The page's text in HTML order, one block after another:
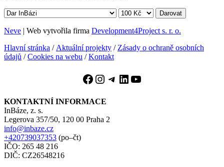
Darovat
Neve | Web vytvořila firma Development4Project s. r. o.
Hlavní stránka / Aktuální projekty / Zásady o ochraně osobních
údajů /Cookies na webu /Kontakt
KONTAKTNÍ INFORMACE
InBáze, z. s.
Legerova 357/50, 120 00 Praha 2
info@inbaze.cz
+420739037353 (po–čt)
IČO: 265 48 216
DIČ: CZ26548216